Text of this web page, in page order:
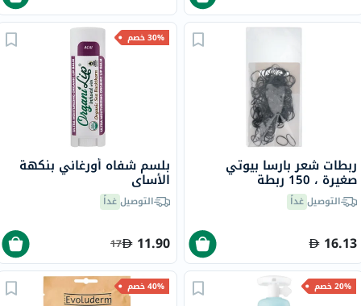
ربطات شعر بارسا بيوتي
صغيرة ، 150 ربطة
التوصيلغداً
16.13
30% خصم
بلسم شفاه أورغاني بنكهة
الأساي
التوصيلغداً
11.90
17
20% خصم 40% خصم